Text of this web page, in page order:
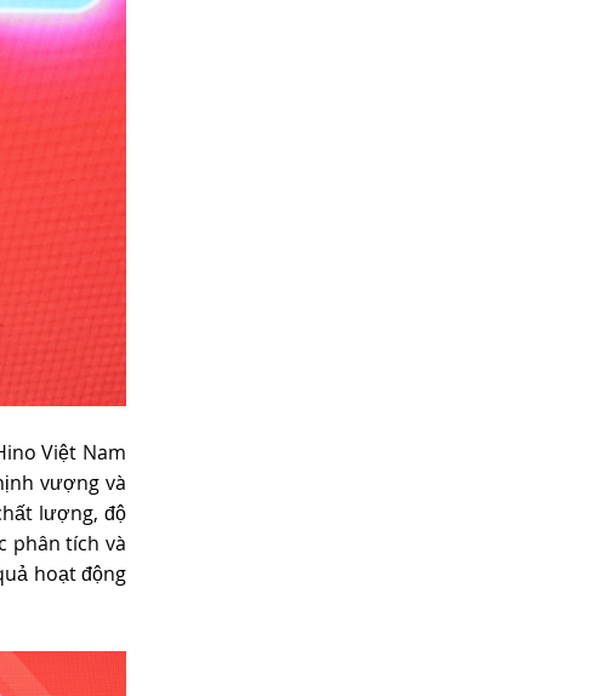
Việt Nam
vượng và
lượng, độ
phân tích và
hoạt động